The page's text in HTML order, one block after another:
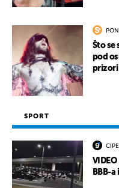
Što se
pod
prizori
SPORT
BBB-